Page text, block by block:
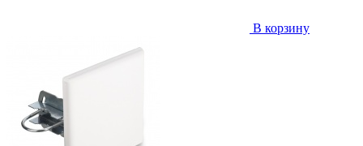
В корзину